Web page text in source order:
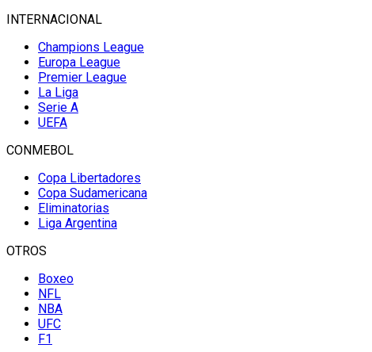
INTERNACIONAL
Champions League
Europa League
Premier League
La Liga
Serie A
UEFA
CONMEBOL
Copa Libertadores
Copa Sudamericana
Eliminatorias
Liga Argentina
OTROS
Boxeo
NFL
NBA
UFC
F1